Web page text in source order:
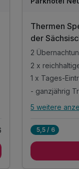
Thermen
der
2
2 x
1 x Tages-
- ganzjährig
Alle
2 x
5 weitere
5,5 / 6